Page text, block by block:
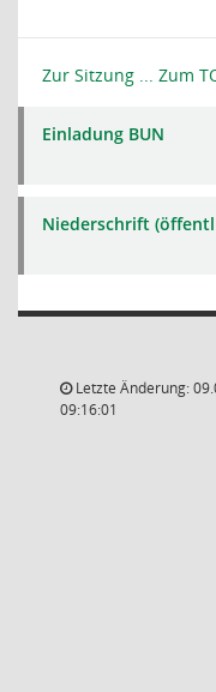
Zur Sitzung ... Zum
Einladung BUN
Niederschrift
Letzte Änderung:
09:16:01